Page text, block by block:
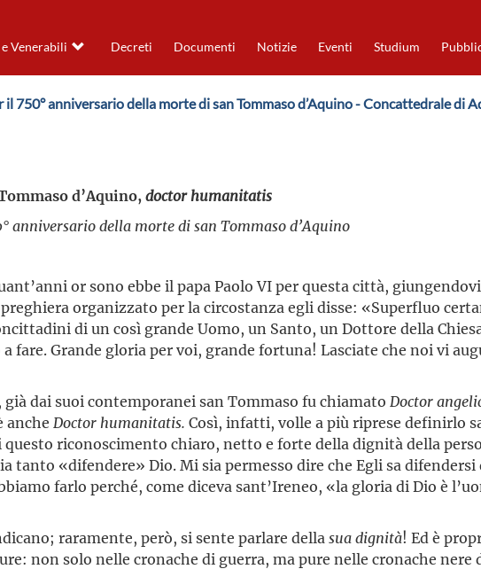
Venerabili Decreti Documenti Notizie Eventi Studium
il 750° anniversario della morte di san Tommaso d’Aquino - Concattedrale di
d’Aquino, doctor humanitatis
anniversario della morte di san Tommaso d’Aquino
or sono ebbe il papa Paolo VI per questa città,
organizzato per la circostanza egli disse: «Superfluo
di un così grande Uomo, un Santo, un Dottore della
fare. Grande gloria per voi, grande fortuna! Lasciate che noi vi
dai suoi contemporanei san Tommaso fu chiamato Doctor
anche Doctor humanitatis. Così, infatti, volle a più riprese definirlo
riconoscimento chiaro, netto e forte della dignità della
tanto «difendere» Dio. Mi sia permesso dire che Egli sa difendersi
farlo perché, come diceva sant’Ireneo, «la gloria di Dio è
raramente, però, si sente parlare della sua dignità! Ed è
non solo nelle cronache di guerra, ma pure nelle cronache nere